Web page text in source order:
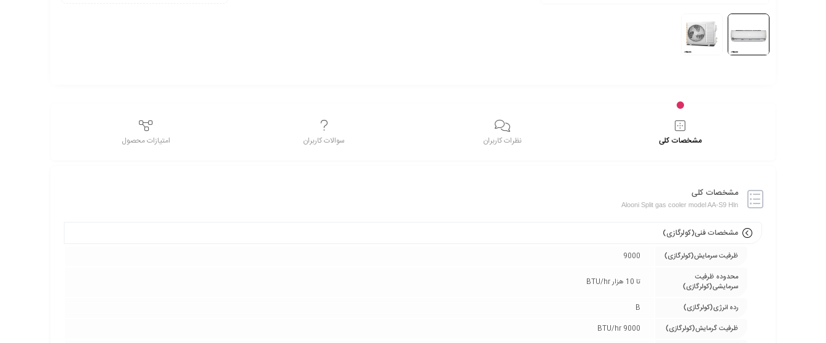
مشخصات کلی نظرات کاربران سوالات کاربران امتیازات محصول
مشخصات کلی
Alooni Split gas cooler model AA-S9 Hln
مشخصات فنی(کولرگازی)
ظرفیت سرمایش(کولرگازی)
9000
محدوده ظرفیت
سرمایشی(کولرگازی)
تا 10 هزار BTU/hr
رده انرژی(کولرگازی)
B
ظرفیت گرمایش(کولرگازی)
9000 BTU/hr